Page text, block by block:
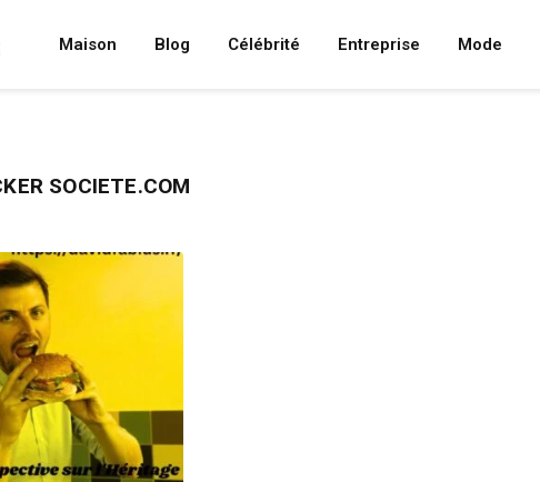
Maison Blog Célébrité Entreprise Mode
SOCIETE.COM